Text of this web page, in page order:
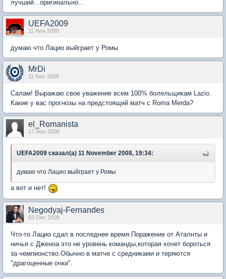
лучший...оригинально...
UEFA2009
11 Nov 2008
думаю что Лацио выйграет у Ромы
MrDi
11 Nov 2008
Салам! Выражаю свое уважение всем 100% болельщикам Lazio.
Какие у вас прогнозы на предстоящий матч с Roma Merda?
el_Romanista
17 Nov 2008
UEFA2009 сказал(а) 11 November 2008, 19:34:
думаю что Лацио выйграет у Ромы
а вот и нет!
Negodyaj-Fernandes
03 Dec 2008
Что-то Лацио сдал в последнее время.Поражение от Аталнты и
ничья с Дженоа это не уровень команды,которая хочет бороться
за чемпионство.Обычно в матче с средниками и теряются
"драгоценные очки".